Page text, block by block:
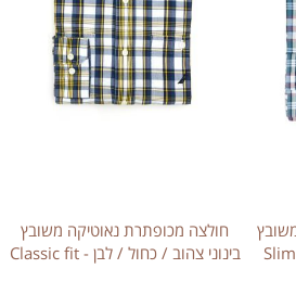
חולצה מכופתרת נאוטיקה משובץ
בינוני צהוב / כחול / לבן - Classic fit